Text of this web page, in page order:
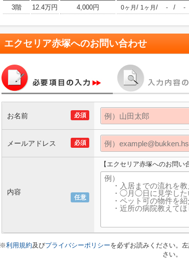
3階
12.4万円 4,000円 0ヶ月 / 1ヶ月 / - / -
エクセリア赤塚へのお問い合わせ
必須
お名前
必須
メールアドレス
任意
内容
【エクセリア赤塚へのお問い
※利用規約及びプライバシーポリシーを必ずお読みください。
さい。